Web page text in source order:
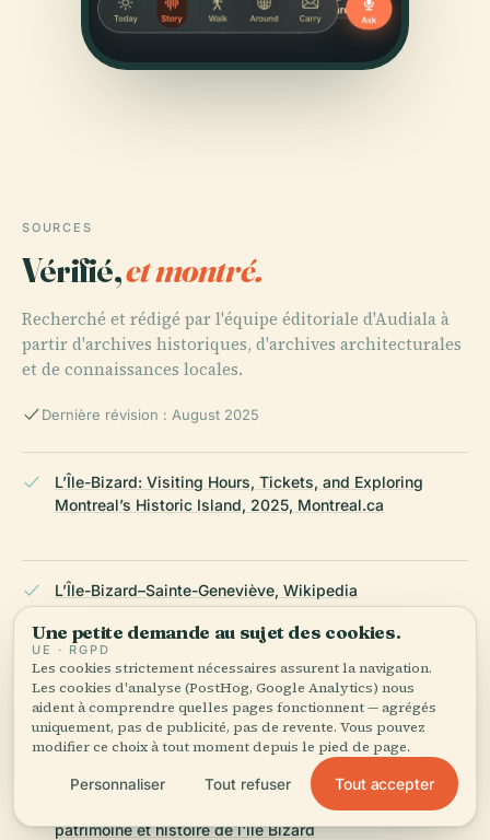
SOURCES
Vérifié,et montré.
Recherché et rédigé par l'équipe éditoriale d'Audiala à
partir d'archives historiques, d'archives architecturales
et de connaissances locales.
Dernière révision : August 2025
L’Île-Bizard: Visiting Hours, Tickets, and Exploring
Montreal’s Historic Island, 2025, Montreal.ca
L’Île-Bizard–Sainte-Geneviève, Wikipedia
L’Île-Bizard Visitor Guide: Hours, Tickets, Attractions,
and Travel Tips, 2025, Come Explore Canada
Cultural and Social Significance of L’Île-Bizard: History,
Visitor Information & Travel Tips, 2025, Société
patrimoine et histoire de l'île Bizard
Une petite demande au sujet des cookies.
UE · RGPD
Les cookies strictement nécessaires assurent la navigation.
Les cookies d'analyse (PostHog, Google Analytics) nous
aident à comprendre quelles pages fonctionnent — agrégés
uniquement, pas de publicité, pas de revente. Vous pouvez
modifier ce choix à tout moment depuis le pied de page.
Personnaliser Tout refuser Tout accepter